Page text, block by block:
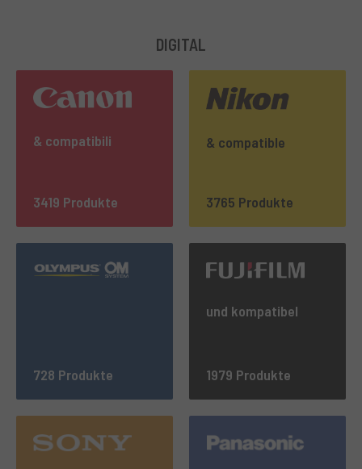
DIGITAL
& compatibili
3419 Produkte
& compatible
3765 Produkte
728 Produkte
und kompatibel
1979 Produkte